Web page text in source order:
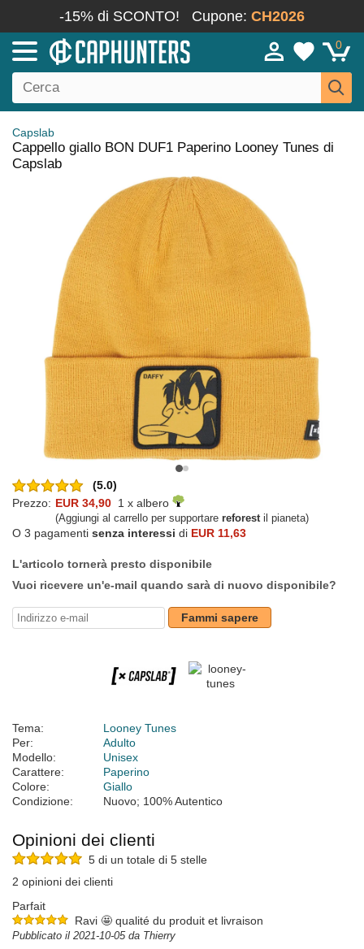
-15% di SCONTO! Cupone: CH2026
0
Capslab
Cappello giallo BON DUF1 Paperino Looney Tunes di
Capslab
(5.0)
Prezzo: EUR 34,90 1 x albero
(Aggiungi al carrello per supportare reforestil pianeta)
O 3 pagamenti senza interessi di EUR 11,63
L'articolo tornerà presto disponibile
Vuoi ricevere un'e-mail quando sarà di nuovo disponibile?
Fammi sapere
Tema:
Looney Tunes
Per:
Adulto
Modello:
Unisex
Carattere:
Paperino
Colore:
Giallo
Condizione:
Nuovo; 100% Autentico
Opinioni dei clienti
5 di un totale di 5 stelle
2 opinioni dei clienti
Parfait
Ravi 🤩 qualité du produit et livraison
Pubblicato il 2021-10-05 da Thierry